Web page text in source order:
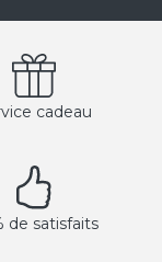
cadeau
de satisfaits